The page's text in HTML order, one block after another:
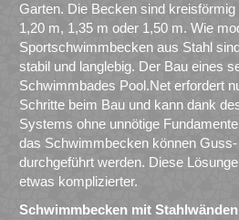
Garten. Die Becken sind kreisförmig
1,20 m, 1,35 m oder 1,50 m. Wie
Sportschwimmbecken aus Stahl
stabil und langlebig. Der Bau eines
Schwimmbades Pool.Net erfordert
Schritte beim Bau und kann dank
Systems ohne unnötige
das Schwimmbecken können
durchgeführt werden. Diese
etwas komplizierter.
Schwimmbecken mit